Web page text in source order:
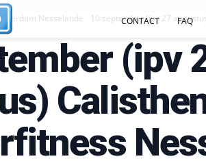
CONTACT FAQ
Nesselande 10 september (ipv 27
(ipv